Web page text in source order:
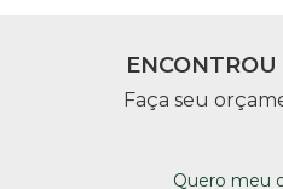
ENCONTROU
Faça seu
Quero meu